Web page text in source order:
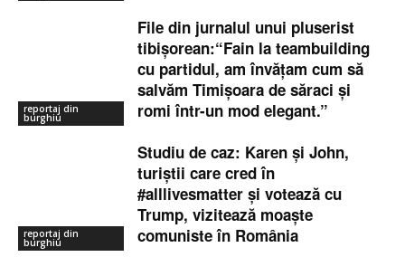
reportaj din
burghiu
File din jurnalul unui pluserist
tibișorean:“Fain la teambuilding
cu partidul, am învățam cum să
salvăm Timișoara de săraci și
romi într-un mod elegant.”
reportaj din
burghiu
Studiu de caz: Karen și John,
turiștii care cred în
#alllivesmatter și votează cu
Trump, vizitează moaște
comuniste în România